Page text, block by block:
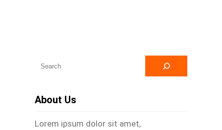
About Us
Lorem ipsum dolor sit amet,